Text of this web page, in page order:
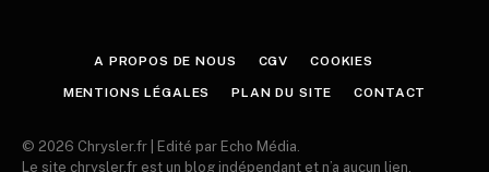
A PROPOS DE NOUS CGV COOKIES
MENTIONS LÉGALES PLAN DU SITE CONTACT
© 2026 Chrysler.fr | Edité par Echo Média.
Le site chrysler.fr est un blog indépendant et n’a aucun lien,